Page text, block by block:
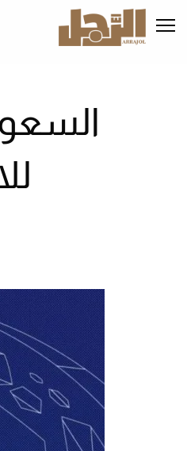
إلى
المحتوى